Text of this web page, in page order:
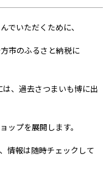
でいただくために、
市のふるさと納税に
は、過去さつまいも博に出
ップを展開します。
情報は随時チェックして